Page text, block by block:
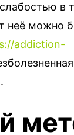
в
неё можно
addiction-